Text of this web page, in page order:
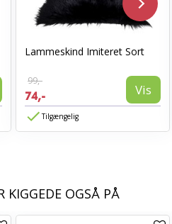
Lammeskind Imiteret Sort
99,-
74,- Vis
Tilgængelig
KIGGEDE OGSÅ PÅ